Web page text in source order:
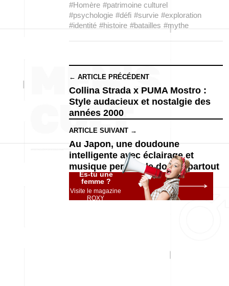
#Homère #patrimoine culturel
#psychologie #défi #survie #exploration
#identité #histoire #batailles #mythe
← ARTICLE PRÉCÉDENT
Collina Strada x PUMA Mostro :
Style audacieux et nostalgie des
années 2000
ARTICLE SUIVANT →
Au Japon, une doudoune
intelligente avec éclairage et
musique permet de dormir partout
Es-tu une
femme ?
Visite le magazine
ROXY